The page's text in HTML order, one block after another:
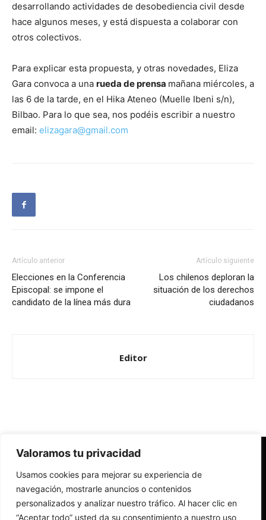
Valoramos tu privacidad
Usamos cookies para mejorar su experiencia de
navegación, mostrarle anuncios o contenidos
personalizados y analizar nuestro tráfico. Al hacer clic en
“Aceptar todo” usted da su consentimiento a nuestro uso
desarrollando actividades de desobediencia civil desde
hace algunos meses, y está dispuesta a colaborar con
otros colectivos.
Para explicar esta propuesta, y otras novedades, Eliza
Gara convoca a una rueda de prensa mañana miércoles, a
las 6 de la tarde, en el Hika Ateneo (Muelle Ibeni s/n),
Bilbao. Para lo que sea, nos podéis escribir a nuestro
email: elizagara@gmail.com
Artículo anterior
Elecciones en la Conferencia
Episcopal: se impone el
candidato de la línea más dura
Artículo siguiente
Los chilenos deploran la
situación de los derechos
ciudadanos
Editor
Redes Cristianas
Una mirada alternativa sobre la Iglesia católica y la sociedad
- Colectivos de Redes Cristianas